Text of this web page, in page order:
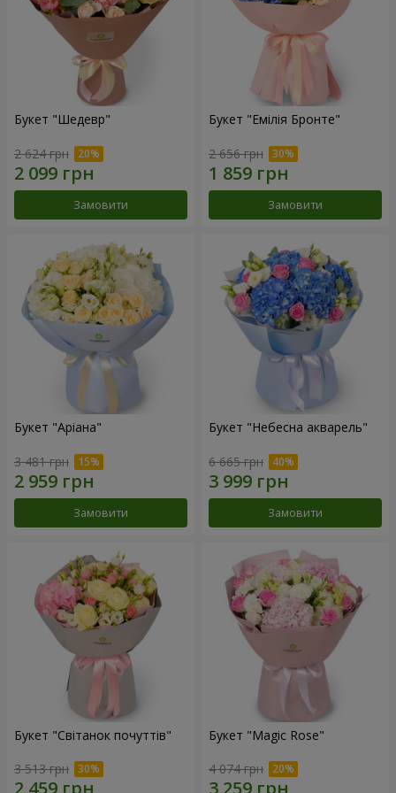
Букет "Шедевр"
2 624 грн
Замовити
Букет "Емілія Бронте"
2 656 грн
Замовити
Букет "Аріана"
3 481 грн
Замовити
Букет "Небесна акварель"
6 665 грн
Замовити
Букет "Світанок почуттів"
3 513 грн
Букет "Magic Rose"
4 074 грн